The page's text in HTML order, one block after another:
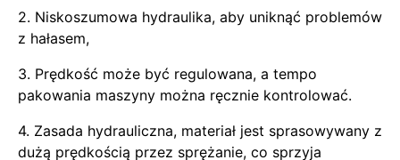
2. Niskoszumowa hydraulika, aby uniknąć problemów
z hałasem,
3. Prędkość może być regulowana, a tempo
pakowania maszyny można ręcznie kontrolować.
4. Zasada hydrauliczna, materiał jest sprasowywany z
dużą prędkością przez sprężanie, co sprzyja